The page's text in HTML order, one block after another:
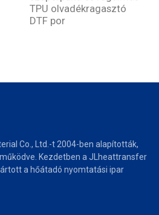
TPU olvadékragasztó
DTF por
Co., Ltd.-t 2004-ben alapították,
Kezdetben a JLheattransfer
a hőátadó nyomtatási ipar